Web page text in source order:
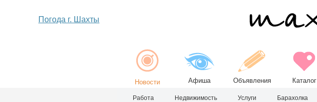
Погода г. Шахты
Новости Афиша Объявления Каталог
Работа Недвижимость Услуги Барахолка